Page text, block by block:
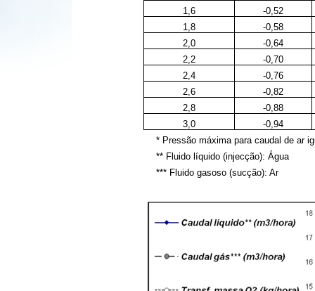
1,6
-0,52
1,8
-0,58
2,0
-0,64
2,2
-0,70
2,4
-0,76
2,6
-0,82
2,8
-0,88
3,0
-0,94
* Pressão máxima para caudal de ar
** Fluido líquido (injecção): Água
*** Fluido gasoso (sucção): Ar